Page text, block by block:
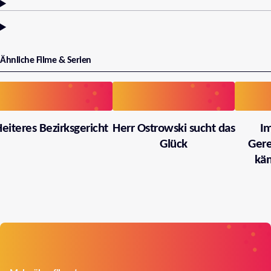
Ähnliche Filme & Serien
Bezirksgericht Herr Ostrowski sucht das
Glück